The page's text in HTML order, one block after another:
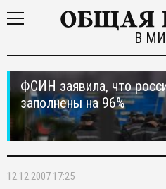
В
ФСИН заявила, что
заполнены на 96%
12.12.2007 17:25